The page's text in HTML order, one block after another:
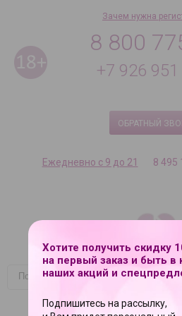
8 800
+7 926
ОБРАТНЫЙ
Зачем нужна
Ежедневно с 9 до 21 8 495
Ваша
Хотите получить скидку
на первый заказ и быть в
наших акций и
Подпишитесь на рассылку,